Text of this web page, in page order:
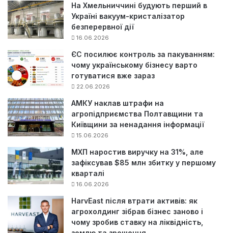
На Хмельниччині будують перший в
Україні вакуум-кристалізатор
безперервної дії
16.06.2026
ЄС посилює контроль за пакуванням:
чому українському бізнесу варто
готуватися вже зараз
22.06.2026
АМКУ наклав штрафи на
агропідприємства Полтавщини та
Київщини за ненадання інформації
15.06.2026
МХП наростив виручку на 31%, але
зафіксував $85 млн збитку у першому
кварталі
16.06.2026
HarvEast після втрати активів: як
агрохолдинг зібрав бізнес заново і
чому зробив ставку на ліквідність,